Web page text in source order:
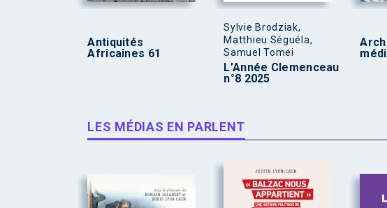
Antiquités
Africaines 61
Sylvie Brodziak,
Matthieu Séguéla,
Samuel Tomei
L’Année Clemenceau
n°8 2025
LES MÉDIAS EN PARLENT